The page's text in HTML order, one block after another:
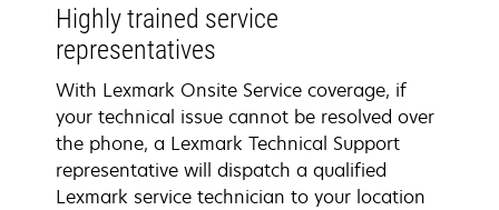
Highly trained service
representatives
With Lexmark Onsite Service coverage, if
your technical issue cannot be resolved over
the phone, a Lexmark Technical Support
representative will dispatch a qualified
Lexmark service technician to your location